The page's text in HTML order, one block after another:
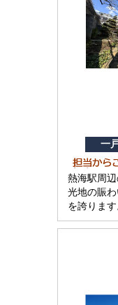
一
熱海駅周
光地の賑
を誇ります